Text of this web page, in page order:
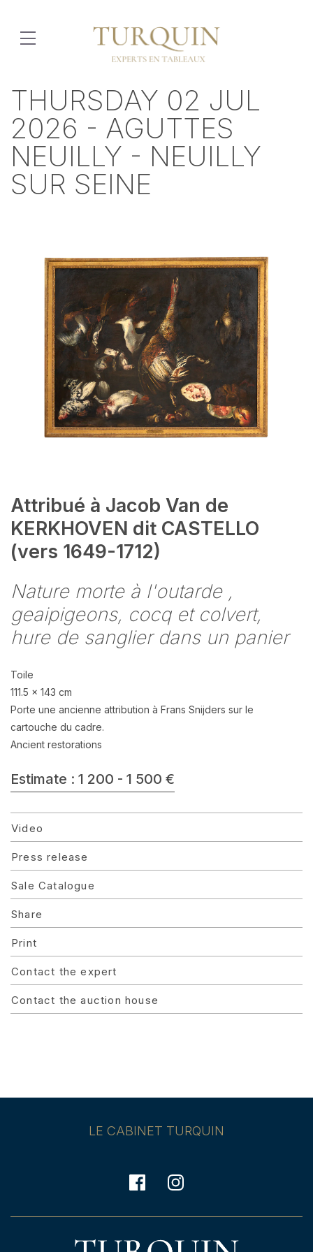
THURSDAY 02 JUL
2026 - AGUTTES
NEUILLY - NEUILLY
SUR SEINE
Attribué à Jacob Van de
KERKHOVEN dit CASTELLO
(vers 1649-1712)
Nature morte à l'outarde ,
geaipigeons, cocq et colvert,
hure de sanglier dans un panier
Toile
111.5 x 143 cm
Porte une ancienne attribution à Frans Snijders sur le
cartouche du cadre.
Ancient restorations
Estimate : 1 200 - 1 500 €
Video
Press release
Sale Catalogue
Share
Print
Contact the expert
Contact the auction house
LE CABINET TURQUIN